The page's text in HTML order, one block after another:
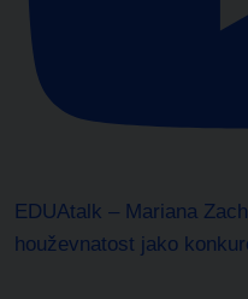
EDUAtalk – Mariana
houževnatost jako